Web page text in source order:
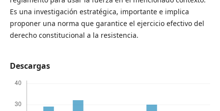
Es una investigación estratégica, importante e implica
proponer una norma que garantice el ejercicio efectivo del
derecho constitucional a la resistencia.
Descargas